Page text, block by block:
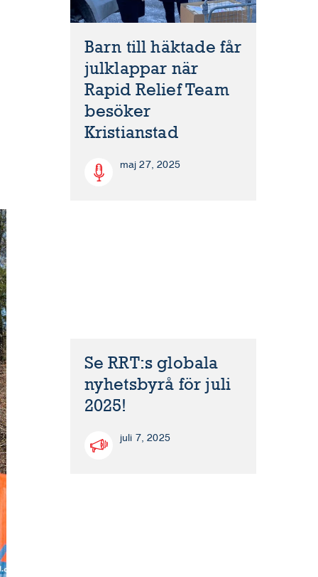
Barn till häktade får
julklappar när
Rapid Relief Team
besöker
Kristianstad
maj 27, 2025
Se RRT:s globala
nyhetsbyrå för juli
2025!
juli 7, 2025